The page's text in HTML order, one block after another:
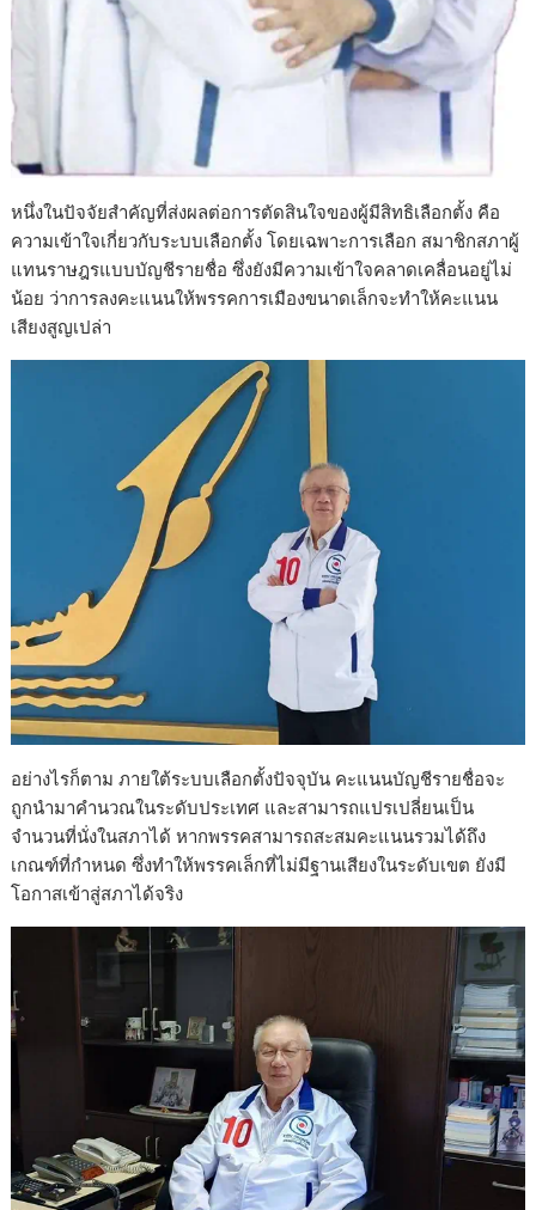
หนึ่งในปัจจัยสำคัญที่ส่งผลต่อการตัดสินใจของผู้มีสิทธิเลือกตั้ง คือ
ความเข้าใจเกี่ยวกับระบบเลือกตั้ง โดยเฉพาะการเลือก สมาชิกสภาผู้
แทนราษฎรแบบบัญชีรายชื่อ ซึ่งยังมีความเข้าใจคลาดเคลื่อนอยู่ไม่
น้อย ว่าการลงคะแนนให้พรรคการเมืองขนาดเล็กจะทำให้คะแนน
เสียงสูญเปล่า
อย่างไรก็ตาม ภายใต้ระบบเลือกตั้งปัจจุบัน คะแนนบัญชีรายชื่อจะ
ถูกนำมาคำนวณในระดับประเทศ และสามารถแปรเปลี่ยนเป็น
จำนวนที่นั่งในสภาได้ หากพรรคสามารถสะสมคะแนนรวมได้ถึง
เกณฑ์ที่กำหนด ซึ่งทำให้พรรคเล็กที่ไม่มีฐานเสียงในระดับเขต ยังมี
โอกาสเข้าสู่สภาได้จริง